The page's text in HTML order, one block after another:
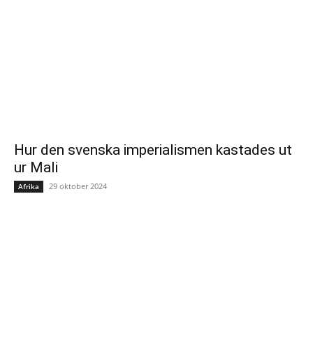
Hur den svenska imperialismen kastades ut
ur Mali
Afrika 29 oktober 2024